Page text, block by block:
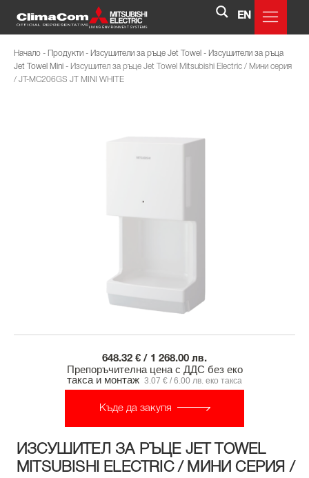
EN
Начало - Продукти - Изсушители за ръце Jet Towel - Изсушители за ръца
Jet Towel Mini - Изсушител за ръце Jet Towel Mitsubishi Electric / Мини серия
/ JT-MC206GS JT MINI WHITE
648.32 € / 1 268.00 лв.
Препоръчителна цена с ДДС без еко
такса и монтаж 3.07 € / 6.00 лв. еко такса
Къде да закупя
ИЗСУШИТЕЛ ЗА РЪЦЕ JET TOWEL
MITSUBISHI ELECTRIC / МИНИ СЕРИЯ /